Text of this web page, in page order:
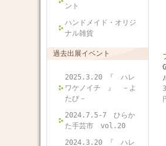
ント
ハンドメイド・オリジ
ナル雑貨
過去出展イベント
2025.3.20 『 ハレ
ワケノイチ 』 －よ
たび－
2024.7.5-7 ひらか
た手芸市 vol.20
2024.3.20 『 ハレ